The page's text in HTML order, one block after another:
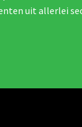
uit allerlei